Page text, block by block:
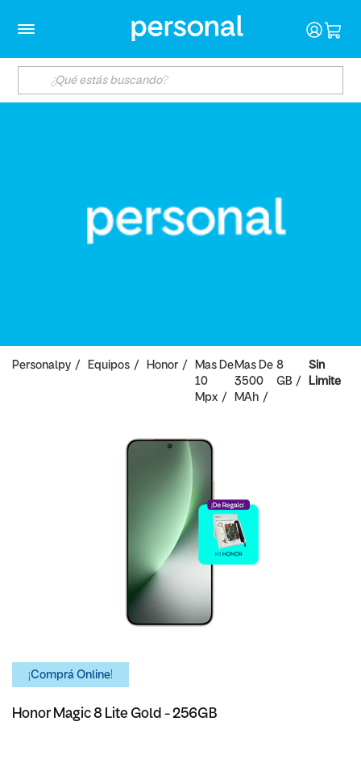
Personalpy Equipos Honor
Mas De
10
Mpx
Mas De
3500
MAh
8
GB
Sin
Limite
¡Comprá Online!
Honor Magic 8 Lite Gold - 256GB